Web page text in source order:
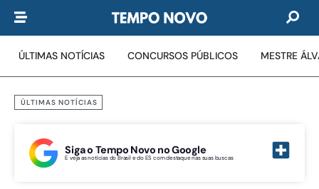
ÚLTIMAS NOTÍCIAS CONCURSOS PÚBLICOS MESTRE
ÚLTIMAS NOTÍCIAS
Siga o Tempo Novo no Google
E veja as notícias do Brasil e do ES com destaque nas suas buscas